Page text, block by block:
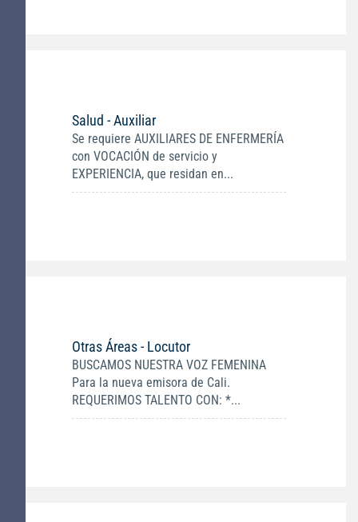
Salud - Auxiliar
Se requiere AUXILIARES DE ENFERMERÍA
con VOCACIÓN de servicio y
EXPERIENCIA, que residan en...
Otras Áreas - Locutor
BUSCAMOS NUESTRA VOZ FEMENINA
Para la nueva emisora de Cali.
REQUERIMOS TALENTO CON: *...